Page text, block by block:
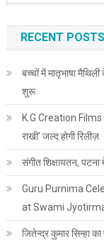
RECENT POSTS
बच्चों में मातृभाषा
शुरू
K.G Creation Films
राखी’ जल्द होगी रिलीज़
संगीत शिक्षायतन,
Guru Purnima
at Swami
जितेन्द्र कुमार सिन्हा